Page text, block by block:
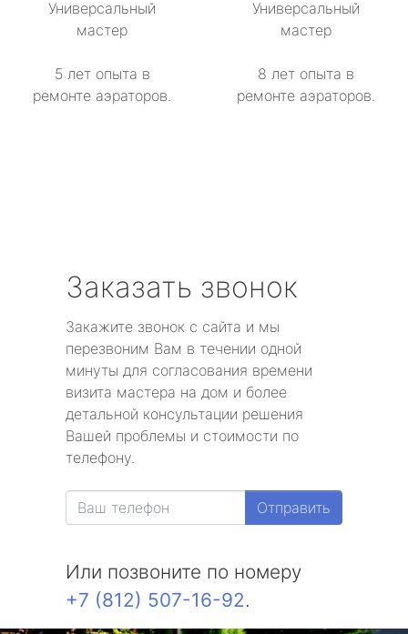
Универсальный
мастер
5 лет опыта в
ремонте аэраторов.
Универсальный
мастер
8 лет опыта в
ремонте аэраторов.
Заказать звонок
Закажите звонок с сайта и мы
перезвоним Вам в течении одной
минуты для согласования времени
визита мастера на дом и более
детальной консультации решения
Вашей проблемы и стоимости по
телефону.
Отправить
Или позвоните по номеру
+7 (812) 507-16-92.